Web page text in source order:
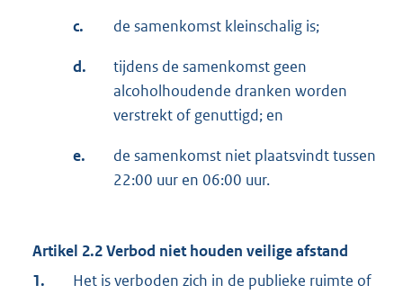
c. de samenkomst kleinschalig is;
d.
tijdens de samenkomst geen
alcoholhoudende dranken worden
verstrekt of genuttigd; en
e.
de samenkomst niet plaatsvindt tussen
22:00 uur en 06:00 uur.
Artikel 2.2 Verbod niet houden veilige afstand
1.
Het is verboden zich in de publieke ruimte of